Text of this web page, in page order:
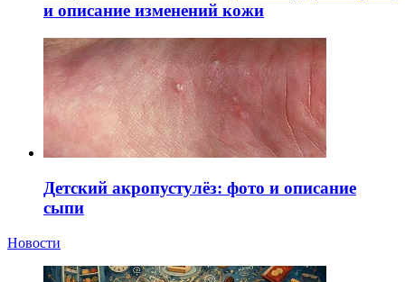
и описание изменений кожи
Детский акропустулёз: фото и описание
сыпи
Новости